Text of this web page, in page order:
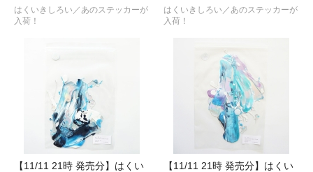
はくいきしろい／あのステッカーが
入荷！
はくいきしろい／あのステッカーが
入荷！
【11/11 21時 発売分】はくい
【11/11 21時 発売分】はくい